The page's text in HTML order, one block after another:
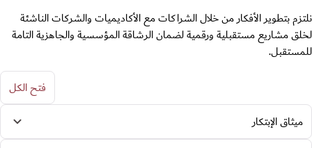
نلتزم بتطوير الأفكار من خلال الشراكات مع الأكاديميات والشركات الناشئة
لخلق مشاريع مستقبلية ورقمية لضمان الرشاقة المؤسسية والجاهزية التامة
للمستقبل.
فتح الكل
ميثاق الإبتكار